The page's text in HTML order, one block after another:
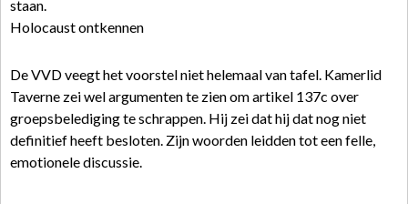
staan.
Holocaust ontkennen
De VVD veegt het voorstel niet helemaal van tafel. Kamerlid
Taverne zei wel argumenten te zien om artikel 137c over
groepsbelediging te schrappen. Hij zei dat hij dat nog niet
definitief heeft besloten. Zijn woorden leidden tot een felle,
emotionele discussie.